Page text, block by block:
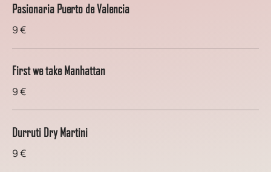
Pasionaria Puerto de Valencia
9 €
First we take Manhattan
9 €
Durruti Dry Martini
9 €